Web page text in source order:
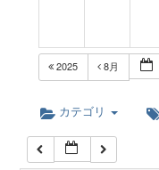
2025 8月
カテゴリ
5:00 AM
6:00 AM
7:00 AM